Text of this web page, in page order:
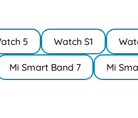
5 Watch S1
Mi Smart Band 7 Mi